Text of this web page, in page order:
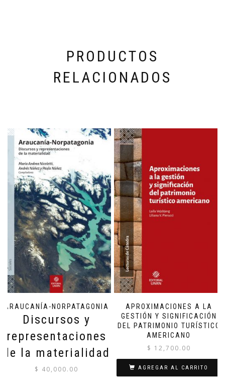
PRODUCTOS
RELACIONADOS
ARAUCANÍA-NORPATAGONIA
Discursos y
representaciones
de la materialidad
$ 40,000.00
APROXIMACIONES A LA
GESTIÓN Y SIGNIFICACIÓN
DEL PATRIMONIO TURÍSTICO
AMERICANO
$ 12,700.00
AGREGAR AL CARRITO